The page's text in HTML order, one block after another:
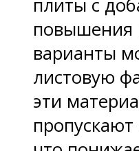
плиты с
повышения
варианты
листовую
эти